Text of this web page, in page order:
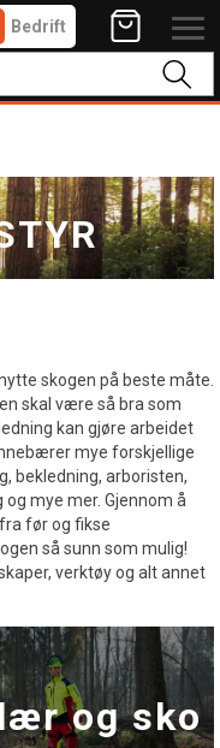
Bedrift
skogen på beste måte.
skal være så bra som
kan gjøre arbeidet
mye forskjellige
bekledning, arboristen,
mye mer. Gjennom å
før og fikse
så sunn som mulig!
verktøy og alt annet
og sko